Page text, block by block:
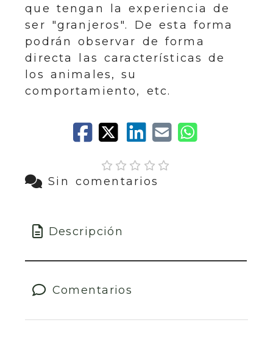
que tengan la experiencia de
ser "granjeros". De esta forma
podrán observar de forma
directa las características de
los animales, su
comportamiento, etc.
Sin comentarios
Descripción
Comentarios